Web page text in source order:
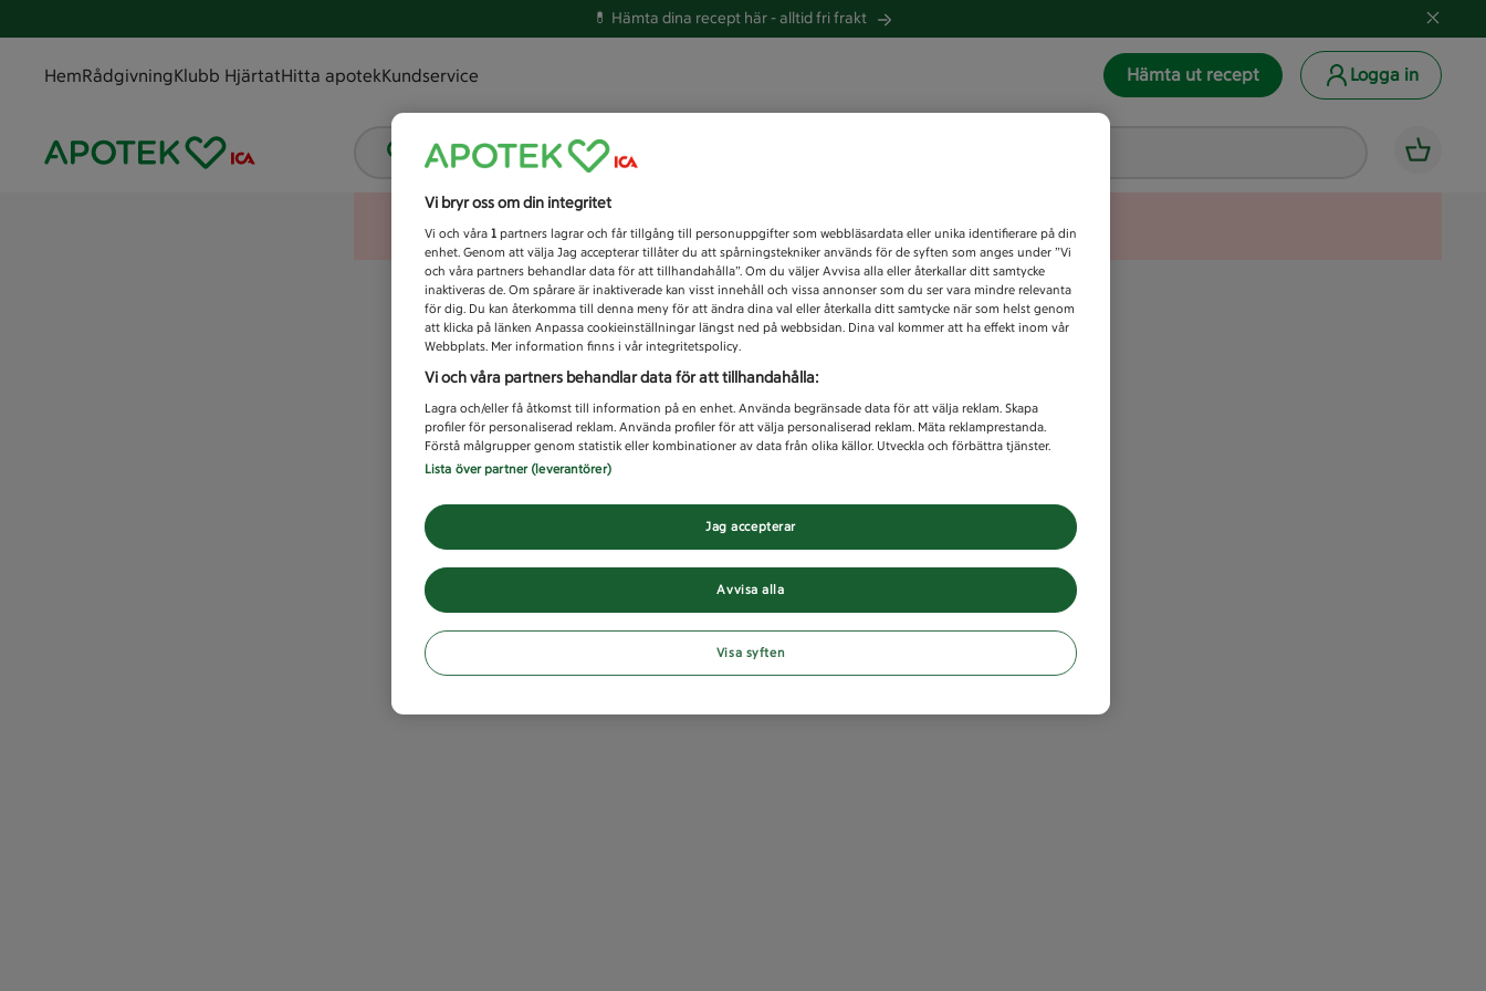
💊 Hämta dina recept här -alltid fri frakt
HemRådgivningKlubb HjärtatHitta apotekKundservice Hämta ut recept Logga in
Vad letar du efter idag?
Unknown error
Vi bryr oss om din integritet
Vi och våra 1 partners lagrar och får tillgång till personuppgifter som webbläsardata eller unika identifierare på din
enhet. Genom att välja Jag accepterar tillåter du att spårningstekniker används för de syften som anges under ”Vi
och våra partners behandlar data för att tillhandahålla”. Om du väljer Avvisa alla eller återkallar ditt samtycke
inaktiveras de. Om spårare är inaktiverade kan visst innehåll och vissa annonser som du ser vara mindre relevanta
för dig. Du kan återkomma till denna meny för att ändra dina val eller återkalla ditt samtycke när som helst genom
att klicka på länken Anpassa cookieinställningar längst ned på webbsidan. Dina val kommer att ha effekt inom vår
Webbplats. Mer information finns i vår integritetspolicy.
Vi och våra partners behandlar data för att tillhandahålla:
Lagra och/eller få åtkomst till information på en enhet. Använda begränsade data för att välja reklam. Skapa
profiler för personaliserad reklam. Använda profiler för att välja personaliserad reklam. Mäta reklamprestanda.
Förstå målgrupper genom statistik eller kombinationer av data från olika källor. Utveckla och förbättra tjänster.
Lista över partner (leverantörer)
Avvisa alla
Jag accepterar
Visa syften